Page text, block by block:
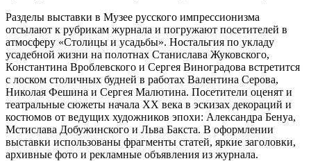
Разделы выставки в Музее русского импрессионизма
отсылают к рубрикам журнала и погружают посетителей в
атмосферу «Столицы и усадьбы». Ностальгия по укладу
усадебной жизни на полотнах Станислава Жуковского,
Константина Вроблевского и Сергея Виноградова встретится
с лоском столичных будней в работах Валентина Серова,
Николая Фешина и Сергея Малютина. Посетители оценят и
театральные сюжеты начала ХХ века в эскизах декораций и
костюмов от ведущих художников эпохи: Александра Бенуа,
Мстислава Добужинского и Льва Бакста. В оформлении
выставки использованы фрагменты статей, яркие заголовки,
архивные фото и рекламные объявления из журнала.